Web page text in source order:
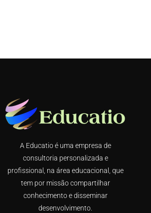
A Educatio é uma empresa de
consultoria personalizada e
profissional, na área educacional, que
tem por missão compartilhar
conhecimento e disseminar
desenvolvimento.